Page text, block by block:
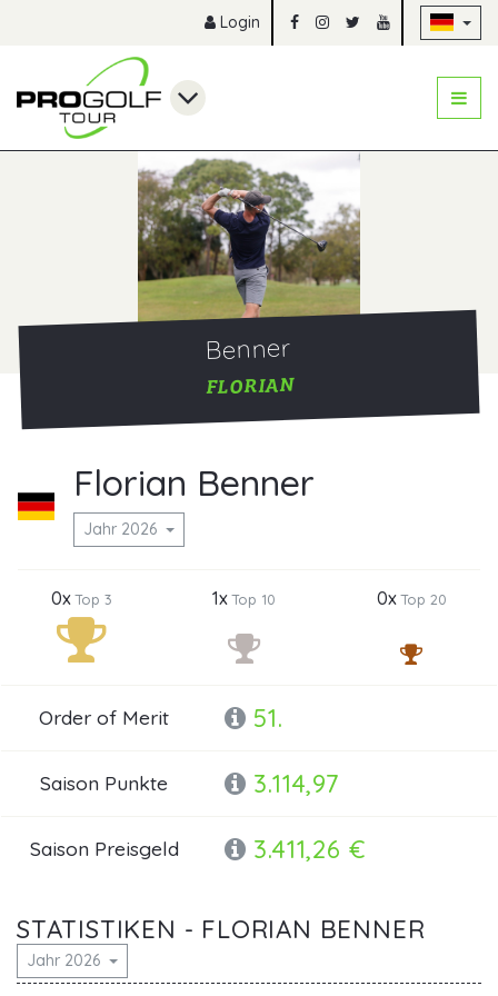
Login
Benner
FLORIAN
Florian Benner
Jahr 2026
0xTop 3 1xTop 10 0xTop 20
Order of Merit 51.
Saison Punkte 3.114,97
Saison Preisgeld 3.411,26 €
STATISTIKEN - FLORIAN BENNER
Jahr 2026